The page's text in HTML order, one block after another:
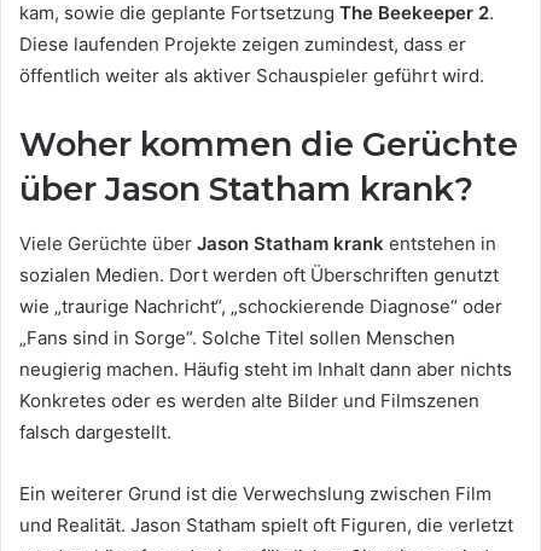
kam, sowie die geplante Fortsetzung The Beekeeper 2.
Diese laufenden Projekte zeigen zumindest, dass er
öffentlich weiter als aktiver Schauspieler geführt wird.
Woher kommen die Gerüchte
über Jason Statham krank?
Viele Gerüchte über Jason Statham krank entstehen in
sozialen Medien. Dort werden oft Überschriften genutzt
wie „traurige Nachricht“, „schockierende Diagnose“ oder
„Fans sind in Sorge“. Solche Titel sollen Menschen
neugierig machen. Häufig steht im Inhalt dann aber nichts
Konkretes oder es werden alte Bilder und Filmszenen
falsch dargestellt.
Ein weiterer Grund ist die Verwechslung zwischen Film
und Realität. Jason Statham spielt oft Figuren, die verletzt